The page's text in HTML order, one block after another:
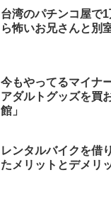
台湾のパチンコ屋で
ら怖いお兄さんと別
今もやってるマイナ
アダルトグッズを買
館」
レンタルバイクを借
たメリットとデメリ